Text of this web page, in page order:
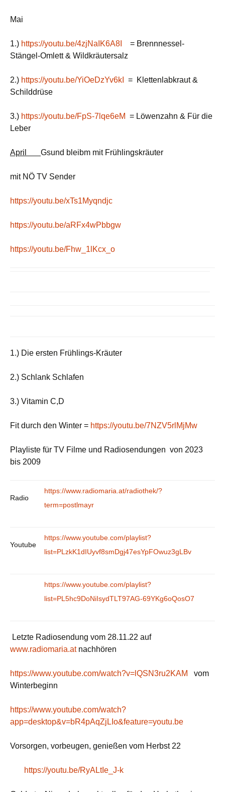
Mai
1.) https://youtu.be/4zjNaIK6A8I
= Brennnessel-
Stängel-Omlett & Wildkräutersalz
2.) https://youtu.be/YiOeDzYv6kI
= Klettenlabkraut &
Schilddrüse
3.) https://youtu.be/FpS-7lqe6eM = Löwenzahn & Für die
Leber
April Gsund bleibm mit Frühlingskräuter
mit NÖ TV Sender
https://youtu.be/xTs1Myqndjc
https://youtu.be/aRFx4wPbbgw
https://youtu.be/Fhw_1lKcx_o
1.) Die ersten Frühlings-Kräuter
2.) Schlank Schlafen
3.) Vitamin C,D
Fit durch den Winter = https://youtu.be/7NZV5rlMjMw
Playliste für TV Filme und Radiosendungen von 2023
bis 2009
Radio
https://www.radiomaria.at/radiothek/?
term=postlmayr
Youtube
https://www.youtube.com/playlist?
list=PLzkK1dIUyvf8smDgj47esYpFOwuz3gLBv
https://www.youtube.com/playlist?
list=PL5hc9DoNiIsydTLT97AG-69YKg6oQosO7
Letzte Radiosendung vom 28.11.22 auf
www.radiomaria.atnachhören
https://www.youtube.com/watch?v=lQSN3ru2KAM
vom
Winterbeginn
https://www.youtube.com/watch?
app=desktop&v=bR4pAqZjLIo&feature=youtu.be
Vorsorgen, vorbeugen, genießen vom Herbst 22
https://youtu.be/RyALtIe_J-k